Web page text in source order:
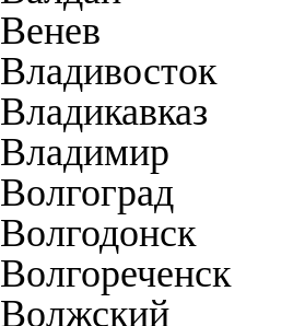
Венев
Владивосток
Владикавказ
Владимир
Волгоград
Волгодонск
Волгореченск
Волжский